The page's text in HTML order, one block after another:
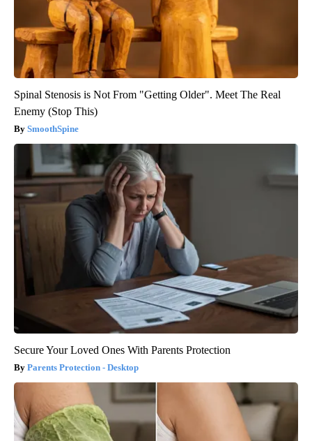
Spinal Stenosis is Not From "Getting Older". Meet The Real
Enemy (Stop This)
SmoothSpine
Secure Your Loved Ones With Parents Protection
Parents Protection - Desktop